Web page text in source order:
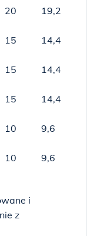
20
19,2
15
14,4
15
14,4
15
14,4
10
9,6
10 9,6
i
z